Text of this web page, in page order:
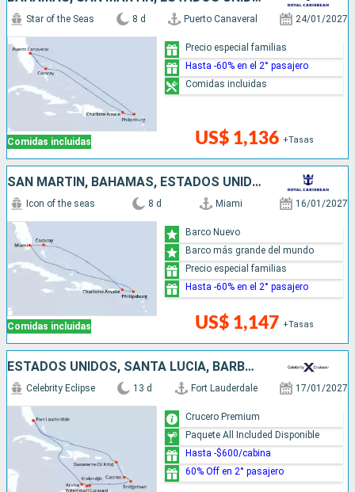
Comidas incluidas
Star of the Seas 8 d Puerto Canaveral 24/01/2027
US$ 1,136 +Tasas
Precio especial familias
Hasta -60% en el 2° pasajero
Comidas incluidas
SAN MARTÍN, BAHAMAS, ESTADOS UNIDOS
Comidas incluidas
Icon of the seas 8 d Miami 16/01/2027
US$ 1,147 +Tasas
Barco Nuevo
Barco más grande del mundo
Precio especial familias
Hasta -60% en el 2° pasajero
ESTADOS UNIDOS, SANTA LUCIA, BARBADOS, ARUBA
Celebrity Eclipse 13 d Fort Lauderdale 17/01/2027
Crucero Premium
Paquete All Included Disponible
Hasta -$600/cabina
60% Off en 2° pasajero